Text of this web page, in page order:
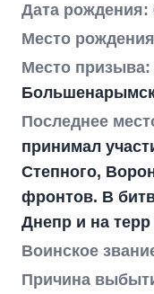
Дата рождения:
Место
Место призыва:
Последнее
принимал
Степного,
фронтов. В
Днепр и на
Воинское
Причина